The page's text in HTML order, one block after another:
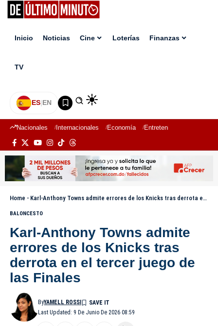
Inicio Noticias Cine Loterías Finanzas
TV
ES|EN
Nacionales Internacionales Economía Entretenimiento
Home - Karl-Anthony Towns admite errores de los Knicks tras derrota en el tercer juego de las Finales
BALONCESTO
Karl-Anthony Towns admite
errores de los Knicks tras
derrota en el tercer juego de
las Finales
Last Updated: 9 De Junio De 2026 08:59
ByYAMELL ROSSI